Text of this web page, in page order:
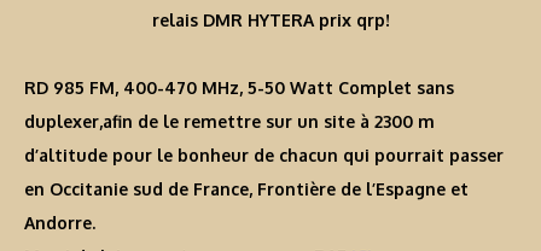
relais DMR HYTERA prix qrp!
RD 985 FM, 400-470 MHz, 5-50 Watt Complet sans
duplexer,afin de le remettre sur un site à 2300 m
d’altitude pour le bonheur de chacun qui pourrait passer
en Occitanie sud de France, Frontière de l’Espagne et
Andorre.